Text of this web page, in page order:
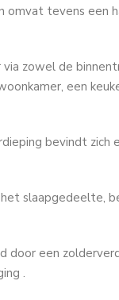
omvat tevens een
zowel de
een
bevindt zich
slaapgedeelte,
een
.